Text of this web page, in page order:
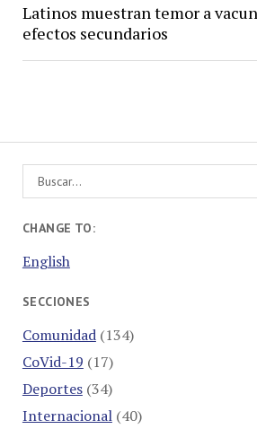
Latinos muestran temor a
efectos secundarios
CHANGE TO:
English
SECCIONES
Comunidad(134)
CoVid-19 (17)
Deportes(34)
Internacional(40)